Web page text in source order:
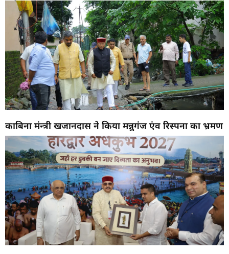
काबिना मंन्त्री खजानदास ने किया मन्नुगंज एंव रिस्पना का भ्रमण